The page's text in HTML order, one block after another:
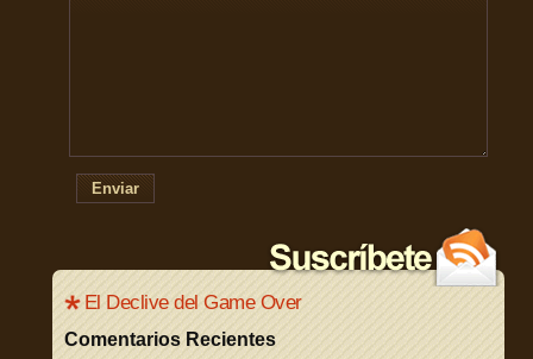
Enviar
El Declive del Game Over
Comentarios Recientes